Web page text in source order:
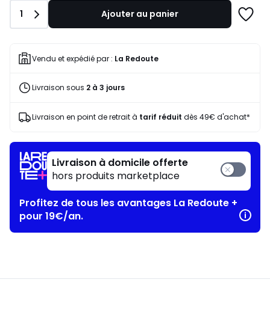
souscrivez
notre
programme
payer
place
€.
Quantité
1 Ajouter au panier
Vendu et expédié par : La Redoute
Livraison sous 2 à 3 jours
Livraison en point de retrait à tarif réduit dès 49€ d'achat*
Livraison à domicile offerte
hors produits marketplace
Profitez de tous les avantages La Redoute +
pour 19€/an.